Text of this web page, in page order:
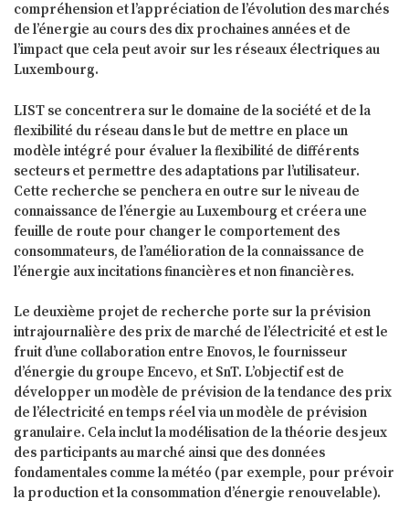
compréhension et l’appréciation de l’évolution des marchés
de l’énergie au cours des dix prochaines années et de
l’impact que cela peut avoir sur les réseaux électriques au
Luxembourg.
LIST se concentrera sur le domaine de la société et de la
flexibilité du réseau dans le but de mettre en place un
modèle intégré pour évaluer la flexibilité de différents
secteurs et permettre des adaptations par l’utilisateur.
Cette recherche se penchera en outre sur le niveau de
connaissance de l’énergie au Luxembourg et créera une
feuille de route pour changer le comportement des
consommateurs, de l’amélioration de la connaissance de
l’énergie aux incitations financières et non financières.
Le deuxième projet de recherche porte sur la prévision
intrajournalière des prix de marché de l’électricité et est le
fruit d’une collaboration entre Enovos, le fournisseur
d’énergie du groupe Encevo, et SnT. L’objectif est de
développer un modèle de prévision de la tendance des prix
de l’électricité en temps réel via un modèle de prévision
granulaire. Cela inclut la modélisation de la théorie des jeux
des participants au marché ainsi que des données
fondamentales comme la météo (par exemple, pour prévoir
la production et la consommation d’énergie renouvelable).